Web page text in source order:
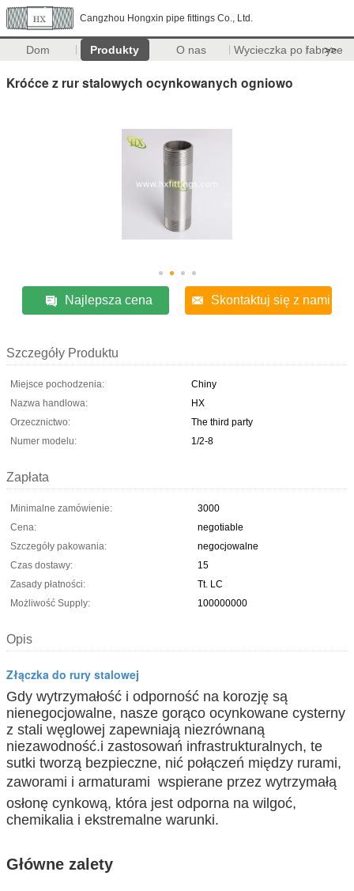
Cangzhou Hongxin pipe fittings Co., Ltd.
Dom Produkty O nas Wycieczka po fabryce
>>
Króćce z rur stalowych ocynkowanych ogniowo
Najlepsza cena Skontaktuj się z nami
Szczegóły Produktu
Miejsce pochodzenia:
Chiny
Nazwa handlowa:
HX
Orzecznictwo:
The third party
Numer modelu:
1/2-8
Zapłata
Minimalne zamówienie:
3000
Cena:
negotiable
Szczegóły pakowania:
negocjowalne
Czas dostawy:
15
Zasady płatności:
Tt. LC
Możliwość Supply:
100000000
Opis
Złączka do rury stalowej
Gdy wytrzymałość i odporność na korozję są
nienegocjowalne, nasze gorąco ocynkowane cysterny
z stali węglowej zapewniają niezrównaną
niezawodność.i zastosowań infrastrukturalnych, te
sutki tworzą bezpieczne, nić połączeń między rurami,
zaworami i armaturami  wspierane przez wytrzymałą
osłonę cynkową, która jest odporna na wilgoć,
chemikalia i ekstremalne warunki.
Główne zalety